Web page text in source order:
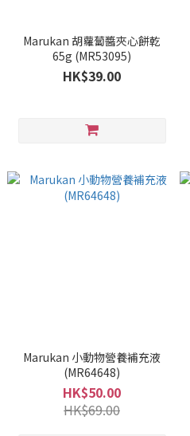
Marukan 胡蘿蔔醬夾心餅乾
65g (MR53095)
HK$39.00
Marukan 小動物營養補充液
(MR64648)
HK$50.00
HK$69.00